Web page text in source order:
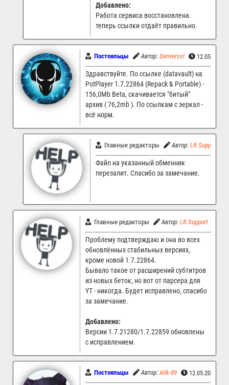
Добавлено:
Работа сервиса восстановлена.
теперь ссылки отдаёт правильно.
Постояльцы Автор: Denversxl 12.05.2026
Здравствуйте. По ссылке (datavault) на
PotPlayer 1.7.22864 (Repack & Portable) -
156,0Mb Beta, скачивается "битый"
архив ( 76,2mb ). По ссылкам с зеркал -
всё норм.
Главные редакторы Автор: LR.Support
Файл на указанный обменник
перезалит. Спасибо за замечание.
Главные редакторы Автор: LR.Support
Проблему подтверждаю и она во всех
обновлённых стабильных версиях,
кроме новой 1.7.22864.
Бывало такое от расширений субтитров
из новых беток, но вот от парсера для
YT - никогда. Будет исправлено, спасибо
за замечание.
Добавлено:
Версии 1.7.21280/1.7.22859 обновлены
с исправлением.
Постояльцы Автор: Alik-89 12.05.2026